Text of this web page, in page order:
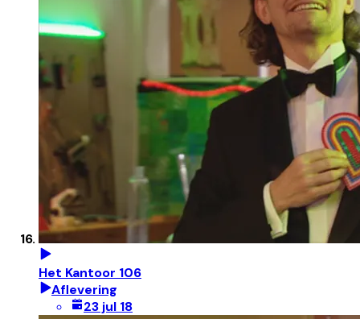
Het Kantoor 106
Aflevering
23 jul 18